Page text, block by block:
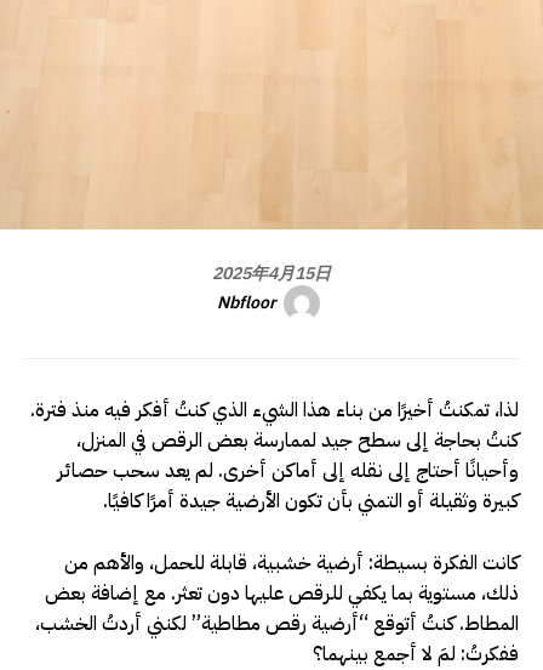
2025年4月15日
Nbfloor
لذا، تمكنتُ أخيرًا من بناء هذا الشيء الذي كنتُ أفكر فيه منذ فترة.
كنتُ بحاجة إلى سطح جيد لممارسة بعض الرقص في المنزل،
وأحيانًا أحتاج إلى نقله إلى أماكن أخرى. لم يعد سحب حصائر
كبيرة وثقيلة أو التمني بأن تكون الأرضية جيدة أمرًا كافيًا.
كانت الفكرة بسيطة: أرضية خشبية، قابلة للحمل، والأهم من
ذلك، مستوية بما يكفي للرقص عليها دون تعثر. مع إضافة بعض
المطاط. كنتُ أتوقع “أرضية رقص مطاطية” لكنني أردتُ الخشب،
ففكرتُ: لمَ لا أجمع بينهما؟